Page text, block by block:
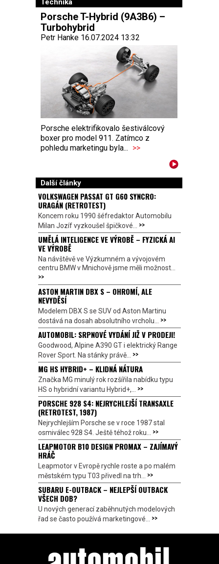
Technika
Porsche T-Hybrid (9A3B6) –
Turbohybrid
Petr Hanke 16.07.2024 13:32
Porsche elektrifikovalo šestiválcový
boxer pro model 911. Zatímco z
pohledu marketingu byla... >>
Další články
VOLKSWAGEN PASSAT GT G60 SYNCRO:
URAGÁN (RETROTEST)
Koncem roku 1990 šéfredaktor Automobilu
Milan Jozíf vyzkoušel špičkové... >>
UMĚLÁ INTELIGENCE VE VÝROBĚ – FYZICKÁ AI
VE VÝROBĚ
Na návštěvě ve Výzkumném a vývojovém
centru BMW v Mnichově jsme měli možnost...
>>
ASTON MARTIN DBX S – OHROMÍ, ALE
NEVYDĚSÍ
Modelem DBX S se SUV od Aston Martinu
dostává na dosah absolutního vrcholu... >>
AUTOMOBIL: SRPNOVÉ VYDÁNÍ JIŽ V PRODEJI!
Goodwood, Alpine A390 GT i elektrický Range
Rover Sport. Na stánky právě... >>
MG HS HYBRID+ – KLIDNÁ NÁTURA
Značka MG minulý rok rozšířila nabídku typu
HS o hybridní variantu Hybrid+,... >>
PORSCHE 928 S4: NEJRYCHLEJŠÍ TRANSAXLE
(RETROTEST, 1987)
Nejrychlejším Porsche se v roce 1987 stal
osmiválec 928 S4. Ještě téhož roku... >>
LEAPMOTOR B10 DESIGN PROMAX – ZAJÍMAVÝ
HRÁČ
Leapmotor v Evropě rychle roste a po malém
městském typu T03 přivedl na trh... >>
SUBARU E-OUTBACK – NEJLEPŠÍ OUTBACK
VŠECH DOB?
U nových generací zaběhnutých modelových
řad se často používá marketingové... >>